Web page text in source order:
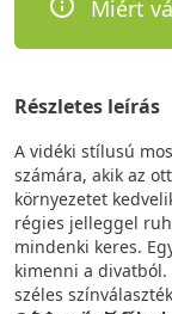
Miért
Részletes leírás
A vidéki stílusú
számára, akik az
környezetet
régies jelleggel
mindenki keres.
kimenni a
széles